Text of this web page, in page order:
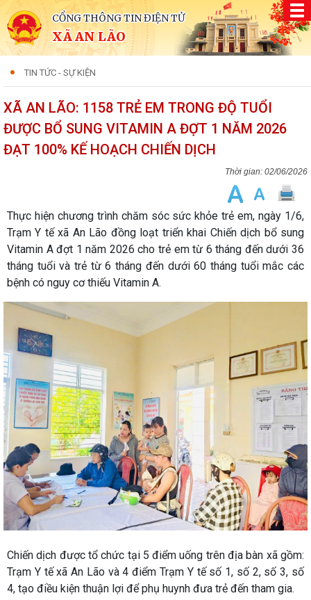
CỔNG THÔNG TIN ĐIỆN TỬ
XÃ AN LÃO
TIN TỨC - SỰ KIỆN
XÃ AN LÃO: 1158 TRẺ EM TRONG ĐỘ TUỔI
ĐƯỢC BỔ SUNG VITAMIN A ĐỢT 1 NĂM 2026
ĐẠT 100% KẾ HOẠCH CHIẾN DỊCH
02/06/2026
Thực hiện chương trình chăm sóc sức khỏe trẻ em, ngày 1/6,
Trạm Y tế xã An Lão đồng loạt triển khai Chiến dịch bổ sung
Vitamin A đợt 1 năm 2026 cho trẻ em từ 6 tháng đến dưới 36
tháng tuổi và trẻ từ 6 tháng đến dưới 60 tháng tuổi mắc các
bệnh có nguy cơ thiếu Vitamin A.
Chiến dịch được tổ chức tại 5 điểm uống trên địa bàn xã gồm:
Trạm Y tế xã An Lão và 4 điểm Trạm Y tế số 1, số 2, số 3, số
4, tạo điều kiện thuận lợi để phụ huynh đưa trẻ đến tham gia.